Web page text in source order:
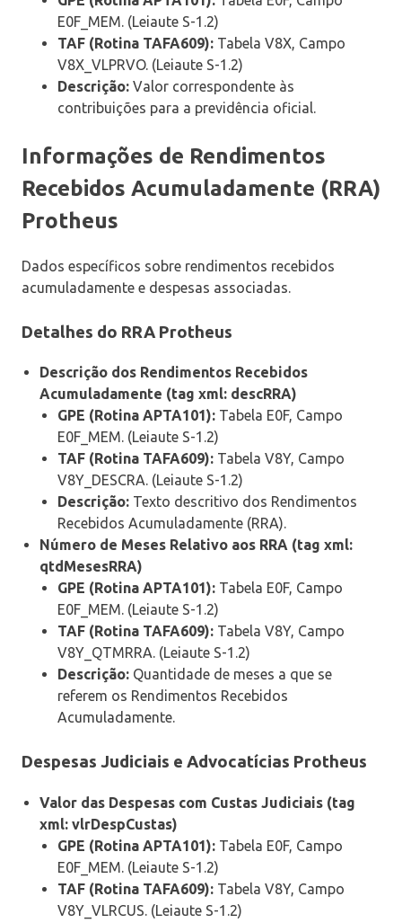
E0F_MEM. (Leiaute S-1.2)
TAF (Rotina TAFA609): Tabela V8X, Campo
V8X_VLPRVO. (Leiaute S-1.2)
Descrição: Valor correspondente às
contribuições para a previdência oficial.
Informações de Rendimentos
Recebidos Acumuladamente (RRA)
Protheus
Dados específicos sobre rendimentos recebidos
acumuladamente e despesas associadas.
Detalhes do RRA Protheus
Descrição dos Rendimentos Recebidos
Acumuladamente (tag xml: descRRA)
GPE (Rotina APTA101): Tabela E0F, Campo
E0F_MEM. (Leiaute S-1.2)
TAF (Rotina TAFA609): Tabela V8Y, Campo
V8Y_DESCRA. (Leiaute S-1.2)
Descrição: Texto descritivo dos Rendimentos
Recebidos Acumuladamente (RRA).
Número de Meses Relativo aos RRA (tag xml:
qtdMesesRRA)
GPE (Rotina APTA101): Tabela E0F, Campo
E0F_MEM. (Leiaute S-1.2)
TAF (Rotina TAFA609): Tabela V8Y, Campo
V8Y_QTMRRA. (Leiaute S-1.2)
Descrição: Quantidade de meses a que se
referem os Rendimentos Recebidos
Acumuladamente.
Despesas Judiciais e Advocatícias Protheus
Valor das Despesas com Custas Judiciais (tag
xml: vlrDespCustas)
GPE (Rotina APTA101): Tabela E0F, Campo
E0F_MEM. (Leiaute S-1.2)
TAF (Rotina TAFA609): Tabela V8Y, Campo
V8Y_VLRCUS. (Leiaute S-1.2)